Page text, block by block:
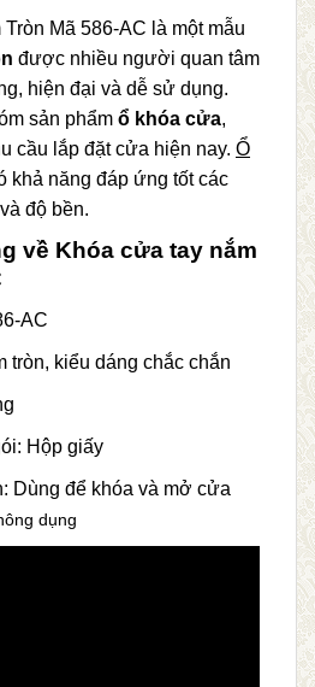
Mã 586-AC là một mẫu
được nhiều người quan tâm
hiện đại và dễ sử dụng.
sản phẩm ổ khóa cửa,
cầu lắp đặt cửa hiện nay. Ổ
khả năng đáp ứng tốt các
độ bền.
về Khóa cửa tay nắm
AC
tròn, kiểu dáng chắc chắn
Hộp giấy
Dùng để khóa và mở cửa
dụng